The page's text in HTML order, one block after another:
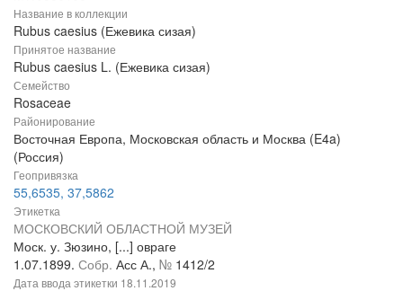
Название в коллекции
Rubus caesius (Ежевика сизая)
Принятое название
Rubus caesius L. (Ежевика сизая)
Семейство
Rosaceae
Районирование
Восточная Европа, Московская область и Москва (E4a)
(Россия)
Геопривязка
55,6535, 37,5862
Этикетка
МОСКОВСКИЙ ОБЛАСТНОЙ МУЗЕЙ
Моск. у. Зюзино, [...] овраге
1.07.1899. Собр. Асс А., № 1412/2
Дата ввода этикетки 18.11.2019